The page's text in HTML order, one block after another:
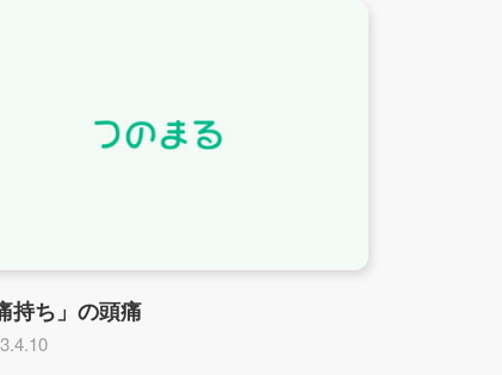
持ち」の頭痛